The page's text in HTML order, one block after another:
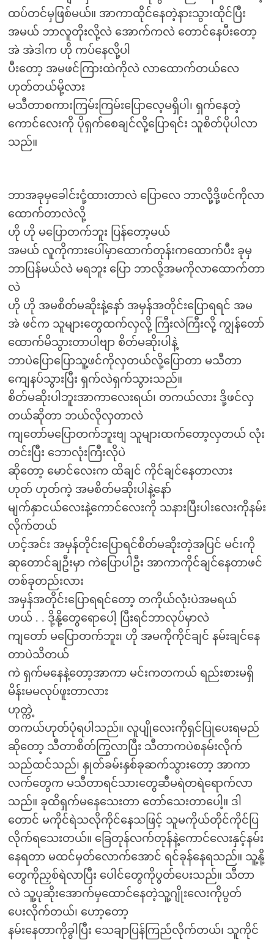
ထပ်တင်မှဖြစ်မယ်။ အာကာထိုင်နေတဲ့နားသွားထိုင်ပြီး
အမယ် ဘာလူတိုးလို့လဲ အောက်ကလဲ တောင်နေပီးတော့
အဲ အဲဒါက ဟို ကပ်နေလို့ပါ
ပီးတော့ အမဖင်ကြားထဲကိုလဲ လာထောက်တယ်လေ
ဟုတ်တယ်မို့လား
မသီတာစကားကြမ်းကြမ်းပြောလေ့မရှိပါ၊ ရှက်နေတဲ့
ကောင်လေးကို ပိုရှက်စေချင်လို့ပြောရင်း သူစိတ်ပိုပါလာ
သည်။
ဘာအခုမှခေါင်းငုံ့ထားတာလဲ ပြောလေ ဘာလို့ဒို့ဖင်ကိုလာ
ထောက်တာလဲလို့
ဟို ဟို မပြောတက်ဘူး ပြန်တော့မယ်
အမယ် လူကိုကားပေါ်မှာထောက်တုန်းကထောက်ပီး ခုမှ
ဘာပြန်မယ်လဲ မရဘူး ပြော ဘာလို့အမကိုလာထောက်တာ
လဲ
ဟို ဟို အမစိတ်မဆိုးနဲ့နော် အမှန်အတိုင်းပြောရရင် အမ
အဲ ဖင်က သူများတွေထက်လှလို့ ကြီးလဲကြီးလို့ ကျွန်တော်
ထောက်မိသွားတာပါဗျာ စိတ်မဆိုးပါနဲ့
ဘာပဲပြောပြောသူ့ဖင်ကိုလှတယ်လို့ပြောတာ မသီတာ
ကျေနပ်သွားပြီး ရှက်လဲရှက်သွားသည်။
စိတ်မဆိုးပါဘူးအာကာလေးရယ်၊ တကယ်လား ဒို့ဖင်လှ
တယ်ဆိုတာ ဘယ်လိုလှတာလဲ
ကျတော်မပြောတက်ဘူးဗျ သူများထက်တော့လှတယ် လုံး
တင်းပြီး ဘောလုံးကြီးလိုပဲ
ဆိုတော့ မောင်လေးက ထိချင် ကိုင်ချင်နေတာလား
ဟုတ် ဟုတ်ကဲ့ အမစိတ်မဆိုးပါနဲ့နော်
မျက်နှာငယ်လေးနဲ့ကောင်လေးကို သနားပြီးပါးလေးကိုနမ်း
လိုက်တယ်
ဟင့်အင်း အမှန်တိုင်းပြောရင်စိတ်မဆိုးတဲ့အပြင် မင်းကို
ဆုတောင်ချဦးမှာ ကဲပြောပါဦး အာကာကိုင်ချင်နေတာဖင်
တစ်ခုတည်းလား
အမှန်အတိုင်းပြောရရင်တော့ တကိုယ်လုံးပဲအမရယ်
ဟယ် . . ဒို့နို့တွေရောပေါ့ ပြီးရင်ဘာလုပ်မှာလဲ
ကျတော် မပြောတက်ဘူး၊ ဟို အမကိုကိုင်ချင် နမ်းချင်နေ
တာပဲသိတယ်
ကဲ ရှက်မနေနဲ့တော့အာကာ မင်းကတကယ် ရည်းစားမရှိ
မိန်းမမလုပ်ဖူးတာလား
ဟုတ္ကဲ့
တကယ်ဟုတ်ပုံရပါသည်။ လူပျိုလေးကိုရှင်ပြုပေးရမည်
ဆိုတော့ သီတာစိတ်ကြွလာပြီး သီတာကပဲစနမ်းလိုက်
သည်ထင်သည်၊ နှုတ်ခမ်းနှစ်ခုဆက်သွားတော့ အာကာ
လက်တွေက မသီတာရင်သားတွေဆီမရဲတရဲရောက်လာ
သည်။ ခုထိရှက်မနေသေးတာ တော်သေးတာပေါ့။ ဒါ
တောင် မကိုင်ရဲသလိုကိုင်နေသဖြင့် သူမကိုယ်တိုင်ကိုင်ပြ
လိုက်ရသေးတယ်။ ခြေတုန်လက်တုန်နဲ့ကောင်လေးနှင့်နမ်း
နေရတာ မထင်မှတ်လောက်အောင် ရင်ခုန်နေရသည်။ သူ့နို့
တွေကိုညှစ်ရဲလာပြီး ပေါင်တွေကိုပွတ်ပေးသည်။ သီတာ
လဲ သူ့ပုဆိုးအောက်မှထောင်နေတဲ့သူ့ဂျိုးလေးကိုပွတ်
ပေးလိုက်တယ်၊ ဟော့တော့
နမ်းနေတာကိုခွါပြီး သေချာပြန်ကြည်ံလိုက်တယ်၊ သူကိုင်